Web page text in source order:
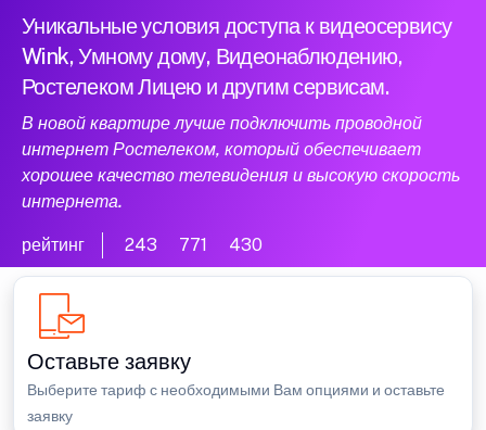
Уникальные условия доступа к видеосервису
Wink, Умному дому, Видеонаблюдению,
Ростелеком Лицею и другим сервисам.
В новой квартире лучше подключить проводной
интернет Ростелеком, который обеспечивает
хорошее качество телевидения и высокую скорость
интернета.
рейтинг 243 771 430
Оставьте заявку
Выберите тариф с необходимыми Вам опциями и оставьте
заявку